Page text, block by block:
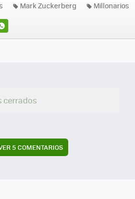
Mark Zuckerberg Millonarios
cerrados
5 COMENTARIOS